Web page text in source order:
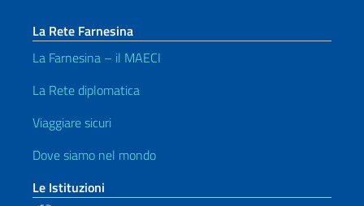
La Rete Farnesina
La Farnesina – il MAECI
La Rete diplomatica
Viaggiare sicuri
Dove siamo nel mondo
Le Istituzioni